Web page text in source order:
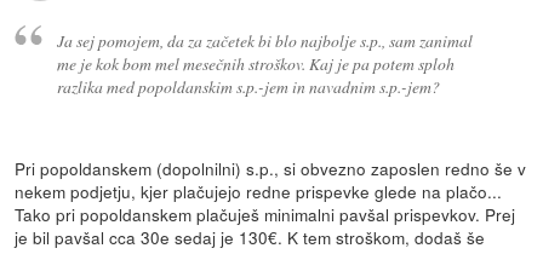
Ja sej pomojem, da za začetek bi blo najbolje s.p., sam zanimal
me je kok bom mel mesečnih stroškov. Kaj je pa potem sploh
razlika med popoldanskim s.p.-jem in navadnim s.p.-jem?
Pri popoldanskem (dopolnilni) s.p., si obvezno zaposlen redno še v
nekem podjetju, kjer plačujejo redne prispevke glede na plačo...
Tako pri popoldanskem plačuješ minimalni pavšal prispevkov. Prej
je bil pavšal cca 30e sedaj je 130€. K tem stroškom, dodaš še